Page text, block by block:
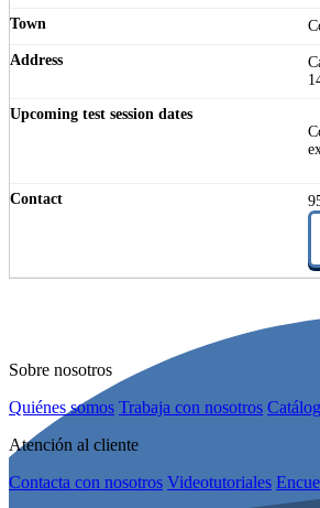
Sobre nosotros
Quiénes somos Trabaja con nosotros
Atención al cliente
Contacta con nosotros Videotutoriales